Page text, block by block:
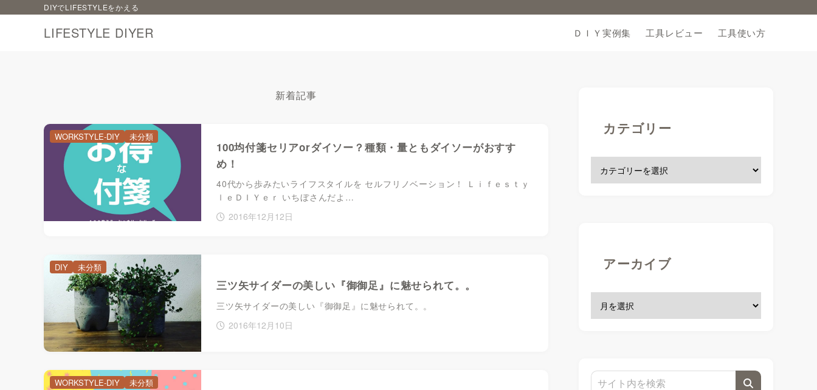
LIFESTYLE DIYER
DIYでLIFESTYLEをかえる
ＤＩＹ実例集 工具レビュー 工具使い方
新着記事
100均付箋セリアorダイソー？種類・量ともダイソーがおすす
め！
40代から歩みたいライフスタイルを セルフリノベーション！ Ｌｉｆｅｓｔｙ
ｌｅＤＩＹｅｒ いちぼさんだよ…
2016年12月12日
WORKSTYLE-DIY 未分類
三ツ矢サイダーの美しい『御御足』に魅せられて。。
三ツ矢サイダーの美しい『御御足』に魅せられて。。
2016年12月10日
DIY 未分類
WORKSTYLE-DIY 未分類
カテゴリー
アーカイブ